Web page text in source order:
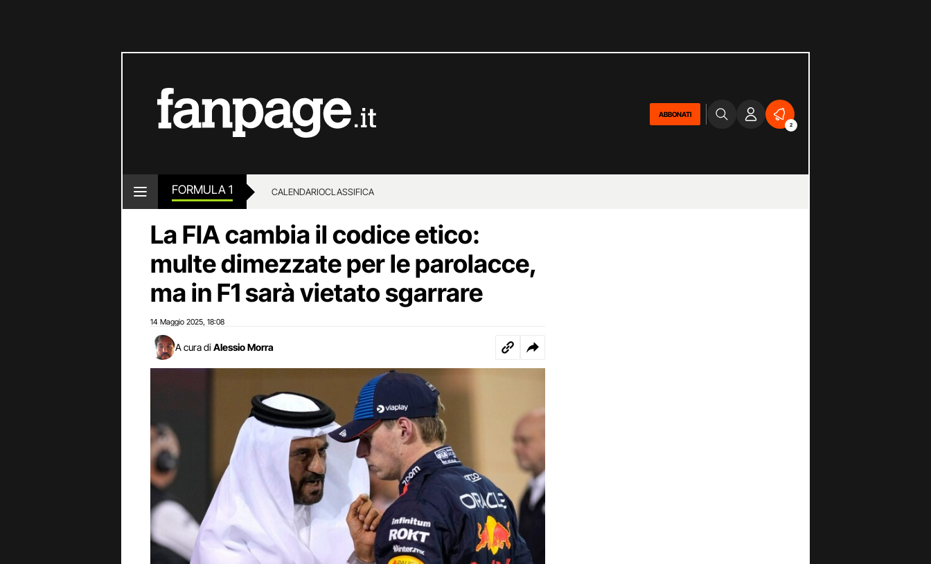
ABBONATI
2
FORMULA 1 CALENDARIOCLASSIFICA
La FIA cambia il codice etico:
multe dimezzate per le parolacce,
ma in F1 sarà vietato sgarrare
14 Maggio 2025 18:08
A cura di Alessio Morra